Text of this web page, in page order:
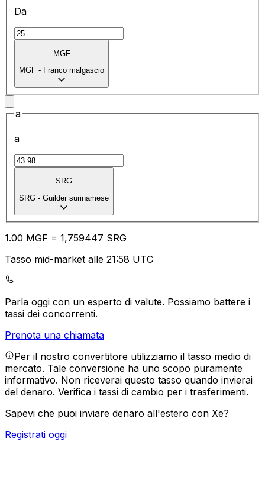
Da
MGF
MGF - Franco malgascio
a
a
SRG
SRG - Guilder surinamese
1.00 MGF = 1,759447 SRG
Tasso mid-market alle 21:58 UTC
Parla oggi con un esperto di valute. Possiamo battere i
tassi dei concorrenti.
Prenota una chiamata
Per il nostro convertitore utilizziamo il tasso medio di
mercato. Tale conversione ha uno scopo puramente
informativo. Non riceverai questo tasso quando invierai
del denaro. Verifica i tassi di cambio per i trasferimenti.
Sapevi che puoi inviare denaro all'estero con Xe?
Registrati oggi